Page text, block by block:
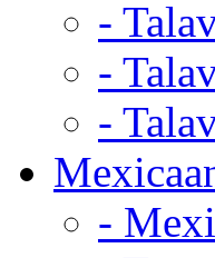
-
-
-
-